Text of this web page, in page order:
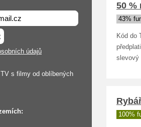
údajů
s filmy od oblíbených
50 %
43%
Kód do
slevový
100%